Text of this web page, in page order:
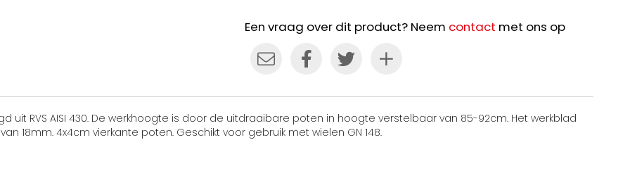
Een vraag over dit product? Neem contact met ons op
uit RVS AISI 430. De werkhoogte is door de uitdraaibare poten in hoogte verstelbaar van 85-92cm. Het werkblad
18mm. 4x4cm vierkante poten. Geschikt voor gebruik met wielen GN 148.